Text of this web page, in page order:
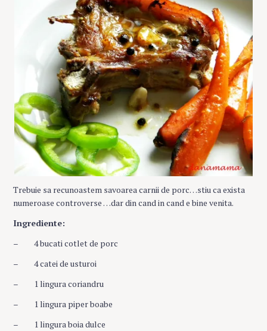
Trebuie sa recunoastem savoarea carnii de porc…stiu ca exista
numeroase controverse …dar din cand in cand e bine venita.
Ingrediente:
– 4 bucati cotlet de porc
– 4 catei de usturoi
– 1 lingura coriandru
– 1 lingura piper boabe
– 1 lingura boia dulce